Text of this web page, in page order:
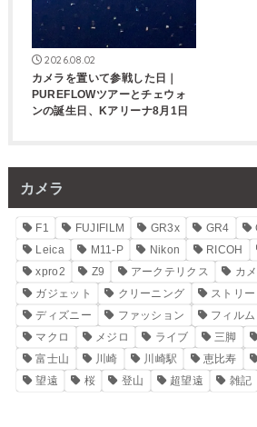
2026.08.02
カメラを置いて参戦した日｜
PUREFLOWツアーとチェウォ
ンの誕生日、Kアリーナ8月1日
カメラ
F1 FUJIFILM GR3x GR4
Leica
M11-P Nikon RICOH
xpro2
Z9 アークテリクス カ
ガジェット
クリーニング ストリー
ディズニー
ファッション フィルム
マクロ
メジロ ライブ 三脚
富士山
川崎 川崎駅 恵比寿
望遠
桜 登山 超望遠 雑記